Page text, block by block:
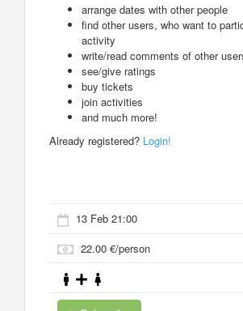
arrange dates with other people
find other users, who want to
activity
write/read comments of other
see/give ratings
buy tickets
join activities
and much more!
Already registered? Login!
13 Feb 21:00
22.00 €/person